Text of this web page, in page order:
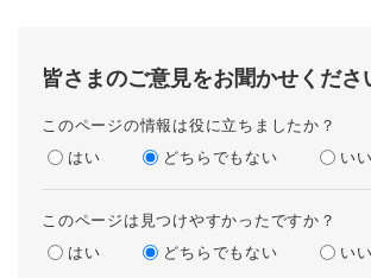
皆さまのご意見をお聞かせくださ
このページの情報は役に立ちましたか？
はい
どちらでもない い
このページは見つけやすかったですか？
はい
どちらでもない い